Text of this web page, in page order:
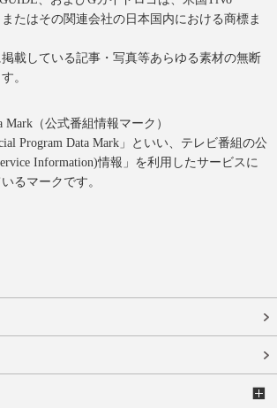
たはその関連会社の日本国内における商標ま
載している記事・写真等あらゆる素材の無断
。
Mark（公式番組情報マーク）
Program Data Mark」といい、テレビ番組の公
Information)情報」を利用したサービスに
るマークです。